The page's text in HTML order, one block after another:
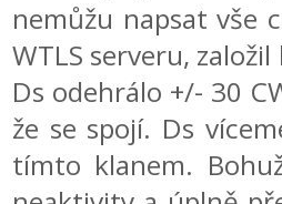
nemůžu napsat vše
WTLS serveru,
Ds odehrálo +/- 30
že se spojí. Ds
tímto klanem.